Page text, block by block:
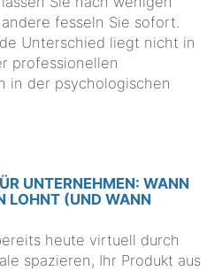
fesseln Sie sofort.
Unterschied liegt nicht in
professionellen
in der psychologischen
UNTERNEHMEN: WANN
LOHNT (UND WANN
heute virtuell durch
spazieren, Ihr Produkt aus